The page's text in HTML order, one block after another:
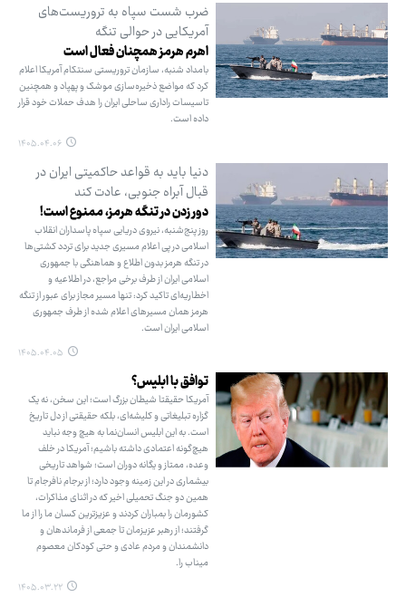
ضرب شست سپاه به تروریست‌های
آمریکایی در حوالی تنگه
اهرم هرمز همچنان فعال است
بامداد شنبه، سازمان تروریستی سنتکام آمریکا اعلام
کرد که مواضع ذخیره‌سازی موشک و پهپاد و همچنین
تاسیسات راداری ساحلی ایران را هدف حملات خود قرار
داده است.
۱۴۰۵.۰۴.۰۶
دنیا باید به قواعد حاکمیتی ایران در
قبال آبراه جنوبی، عادت کند
دور زدن در تنگه هرمز، ممنوع است!
روز پنج‌شنبه، نیروی دریایی سپاه پاسداران انقلاب
اسلامی در پی اعلام مسیری جدید برای تردد کشتی‌ها
در تنگه هرمز بدون اطلاع و هماهنگی با جمهوری
اسلامی ایران از طرف برخی مراجع، در اطلاعیه و
اخطاریه‌ای تاکید کرد: تنها مسیر مجاز برای عبور از تنگه
هرمز همان مسیرهای اعلام شده از طرف جمهوری
اسلامی ایران است.
۱۴۰۵.۰۴.۰۵
توافق با ابلیس؟
آمریکا حقیقتا شیطان بزرگ است؛ این سخن، نه یک
گزاره تبلیغاتی و کلیشه‌ای، بلکه حقیقتی از دل تاریخ
است. به این ابلیس انسان‌نما به هیچ وجه نباید
هیچ‌گونه اعتمادی داشته باشیم؛ آمریکا در خلف‌
وعده، ممتاز و یگانه دوران است؛ شواهد تاریخی
بیشماری در این زمینه وجود دارد؛ از برجام نافرجام تا
همین دو جنگ تحمیلی اخیر که در اثنای مذاکرات،
کشورمان را بمباران کردند و عزیزترین کسان ما را از ما
گرفتند؛ از رهبر عزیزمان تا جمعی از فرماندهان و
دانشمندان و مردم عادی و حتی کودکان معصوم
میناب را.
۱۴۰۵.۰۳.۲۲